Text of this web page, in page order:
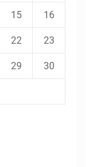
15 16
22 23
29 30